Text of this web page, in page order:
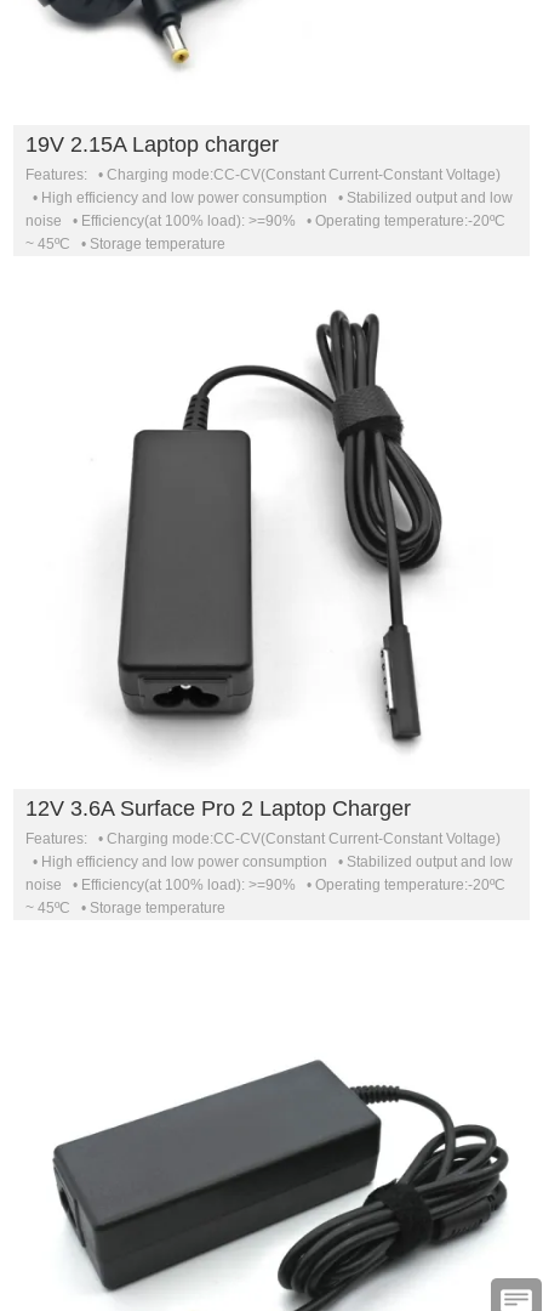
19V 2.15A Laptop charger
Features: • Charging mode:CC-CV(Constant Current-Constant Voltage)
• High efficiency and low power consumption • Stabilized output and low
noise • Efficiency(at 100% load): >=90% • Operating temperature:-20ºC
~ 45ºC • Storage temperature
12V 3.6A Surface Pro 2 Laptop Charger
Features: • Charging mode:CC-CV(Constant Current-Constant Voltage)
• High efficiency and low power consumption • Stabilized output and low
noise • Efficiency(at 100% load): >=90% • Operating temperature:-20ºC
~ 45ºC • Storage temperature